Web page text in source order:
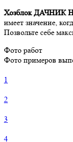
Хозблок
имеет значение,
Позвольте себе
Фото работ
Фото примеров
1
2
3
4